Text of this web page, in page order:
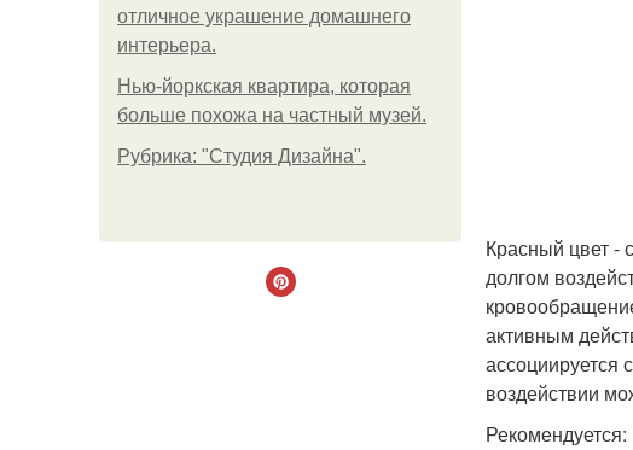
отличное украшение домашнего
интерьера.
Нью-йоркская квартира, которая
больше похожа на частный музей.
Рубрика: "Студия Дизайна".
Красный цвет -
долгом
активным
ассоциируется
воздействии
Рекомендуется: